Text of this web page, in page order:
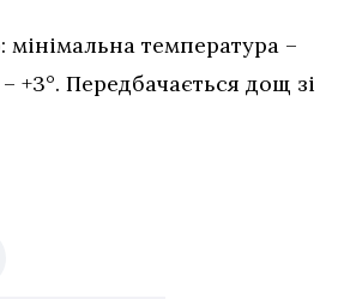
мінімальна температура –
+3°. Передбачається дощ зі